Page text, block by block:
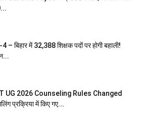
– बिहार में 32,388 शिक्षक पदों पर होगी बहाली!
UG 2026 Counseling Rules Changed
प्रक्रिया में किए गए...